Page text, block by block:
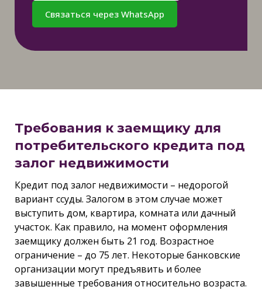
Связаться через WhatsApp
Требования к заемщику для
потребительского кредита под
залог недвижимости
Кредит под залог недвижимости – недорогой
вариант ссуды. Залогом в этом случае может
выступить дом, квартира, комната или дачный
участок. Как правило, на момент оформления
заемщику должен быть 21 год. Возрастное
ограничение – до 75 лет. Некоторые банковские
организации могут предъявить и более
завышенные требования относительно возраста.